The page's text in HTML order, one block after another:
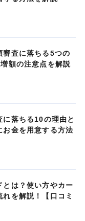
審査に落ちる5つの
額の注意点を解説
に落ちる10の理由と
お金を用意する方法
とは？使い方やカー
れを解説！【口コミ